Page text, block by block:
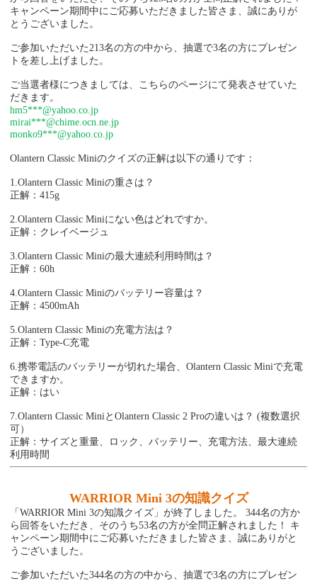
キャンペーン期間中にご応募いただきました皆さま、誠にありが
とうございました。
ご参加いただいた213名の方の中から、抽選で3名の方にプレゼン
トを差し上げました。
ご当選者様につきましては、こちらのページにて発表させていた
だきます。
hm5***@yahoo.co.jp
mirai***@chime.ocn.ne.jp
monko9***@yahoo.co.jp
Olantern Classic Miniのクイズの正解は以下の通りです：
1.Olantern Classic Miniの重さは？
正解：415g
2.Olantern Classic Miniにない色はどれですか。
正解：クレイベージュ
3.Olantern Classic Miniの最大連続利用時間は？
正解：60h
4.Olantern Classic Miniのバッテリー容量は？
正解：4500mAh
5.Olantern Classic Miniの充電方法は？
正解：Type-C充電
6.携帯電話のバッテリーが切れた場合、Olantern Classic Miniで充電
できますか。
正解：はい
7.Olantern Classic MiniとOlantern Classic 2 Proの違いは？ (複数選択
可）
正解：サイズと重量、ロック、バッテリー、充電方法、最大連続
利用時間
WARRIOR Mini 3の知識クイズ
「WARRIOR Mini 3の知識クイズ」が終了しました。 344名の方か
ら回答をいただき、そのうち53名の方が全問正解されました！ キ
ャンペーン期間中にご応募いただきました皆さま、誠にありがと
うございました。
ご参加いただいた344名の方の中から、抽選で3名の方にプレゼン